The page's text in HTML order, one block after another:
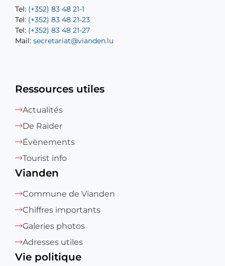
Tel: (+352) 83 48 21-1
Tel: (+352) 83 48 21-23
Tel: (+352) 83 48 21-27
Mail: secretariat@vianden.lu
Tel: (+352) 83 48 21-20
Tel: (+352) 83 48 21-22
Mail:sofia.carvalho@vianden.lu
Mail: diane.storn@vianden.lu
Ressources utiles
Actualités
De Raider
Évènements
Tourist info
Vianden
Commune de Vianden
Chiffres importants
Galeries photos
Adresses utiles
Vie politique